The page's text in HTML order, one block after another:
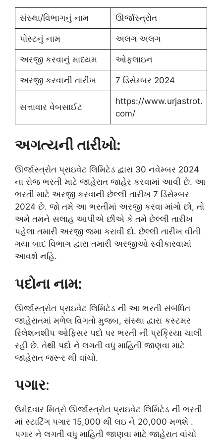
સંસ્થા/વિભાગનું નામ ઊર્જાસ્ત્રોત
પોસ્ટનું નામ અલગ અલગ
અરજી કરવાનું માધ્યમ ઓફલાઇન
અરજી કરવાની તારીખ 7 ડિસેમ્બર 2024
સત્તાવાર વેબસાઈટ
https://www.urjastrot.
com/
અગત્યની તારીખો:
ઊર્જાસ્ત્રોત પ્રાઇવેટ લિમિટેડ દ્વારા 30 નવેમ્બર 2024
ના રોજ ભરતી માટે જાહેરાત જાહેર કરવામાં આવી છે. આ
ભરતી માટે અરજી કરવાની છેલ્લી તારીખ 7 ડિસેમ્બર
2024 છે. જો તમે આ ભરતીમાં અરજી કરવા માંગો છો, તો
અમે તમને સલાહ આપીએ છીએ કે તમે છેલ્લી તારીખ
પહેલા તમારી અરજી જમા કરાવી દો. છેલ્લી તારીખ વીતી
ગયા બાદ વિભાગ દ્વારા તમારી અરજીઓ સ્વીકારવામાં
આવશે નહિ.
પદોના નામ:
ઊર્જાસ્ત્રોત પ્રાઇવેટ લિમિટેડ ની આ ભરતી સંબંધિત
જાહેરાતમાં મળેલ વિગતો મુજબ, સંસ્થા દ્વારા કસ્ટમર
રિલેશનશીપ ઓફિસર પદો પર ભરતી ની પ્રક્રિયા ચાલી
રહી છે. તેથી પદો ને લગતી વધુ માહિતી જાણવા માટે
જાહેરાત જરૂર થી વાંચો.
પગાર:
ઉમેદવાર મિત્રો ઊર્જાસ્ત્રોત પ્રાઇવેટ લિમિટેડ ની ભરતી
માં સ્ટાર્ટિંગ પગાર 15,000 થી લઇ ને 20,000 મળશે .
પગાર ને લગતી વધુ માહિતી જાણવા માટે જાહેરાત વાંચો